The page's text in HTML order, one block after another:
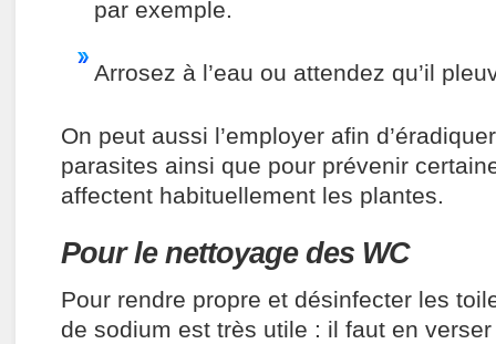
par exemple.
Arrosez à l’eau ou attendez qu’il
On peut aussi l’employer afin d’
parasites ainsi que pour prévenir
affectent habituellement les plantes.
Pour le nettoyage des WC
Pour rendre propre et désinfecter les
de sodium est très utile : il faut en